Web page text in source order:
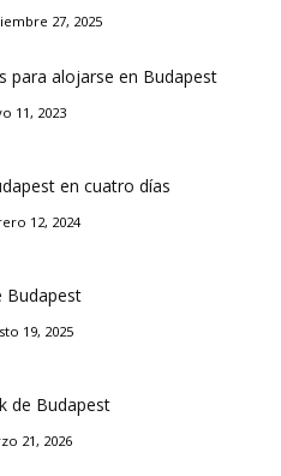
27, 2025
para alojarse en Budapest
11, 2023
en cuatro días
12, 2024
Budapest
19, 2025
de Budapest
21, 2026